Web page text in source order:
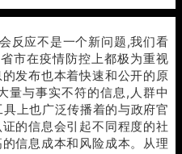
反应不是一个新问题,我们看
市在疫情防控上都极为重视
发布也本着快速和公开的原
量与事实不符的信息,人群中
上也广泛传播着的与政府官
的信息会引起不同程度的社
信息成本和风险成本。从理